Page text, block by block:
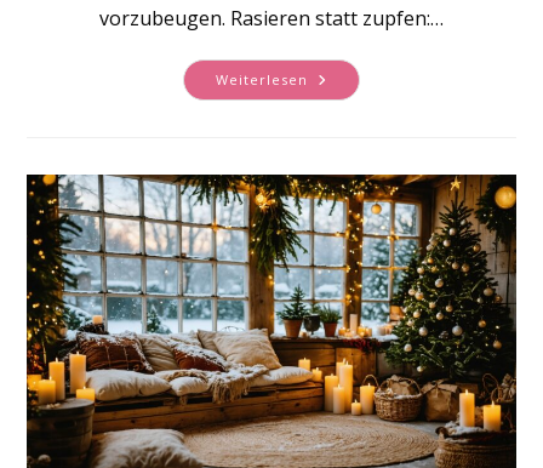
vorzubeugen. Rasieren statt zupfen:…
Weiterlesen So
Finden
Dauerhafte
Haarentfernung
In
Ihrer
Nähe
–
Tipps
Für
Gesunde
Haut
Inklusive